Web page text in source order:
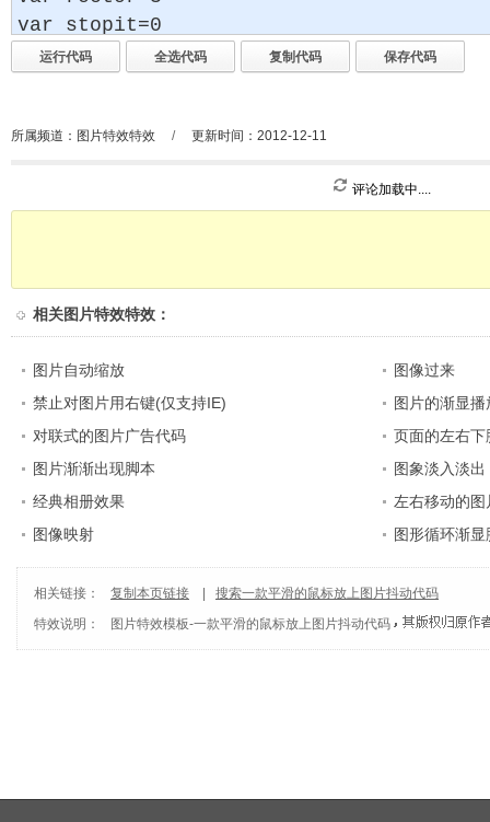
所属频道： 图片特效特效 / 更新时间：2012-12-11
评论加载中....
相关图片特效特效 ：
图片自动缩放
图像过来
禁止对图片用右键(仅支持IE)
图片的渐显
对联式的图片广告代码
页面的左右
图片渐渐出现脚本
图象淡入淡
经典相册效果
左右移动的图
图像映射
图形循环渐显
相关链接： 复制本页链接
搜索一款平滑的鼠标放上图片抖动代码
特效说明：
图片特效模板-一款平滑的鼠标放上图片抖动代码